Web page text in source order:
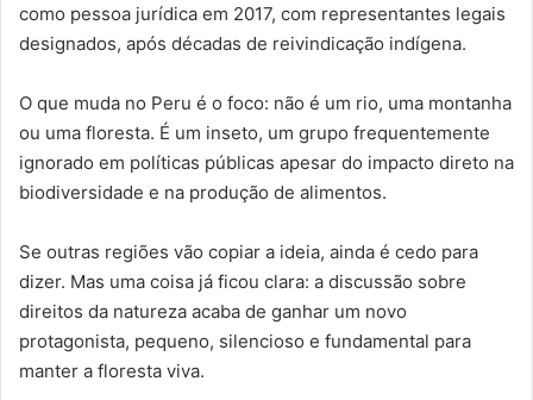
como pessoa jurídica em 2017, com representantes legais
designados, após décadas de reivindicação indígena.
O que muda no Peru é o foco: não é um rio, uma montanha
ou uma floresta. É um inseto, um grupo frequentemente
ignorado em políticas públicas apesar do impacto direto na
biodiversidade e na produção de alimentos.
Se outras regiões vão copiar a ideia, ainda é cedo para
dizer. Mas uma coisa já ficou clara: a discussão sobre
direitos da natureza acaba de ganhar um novo
protagonista, pequeno, silencioso e fundamental para
manter a floresta viva.